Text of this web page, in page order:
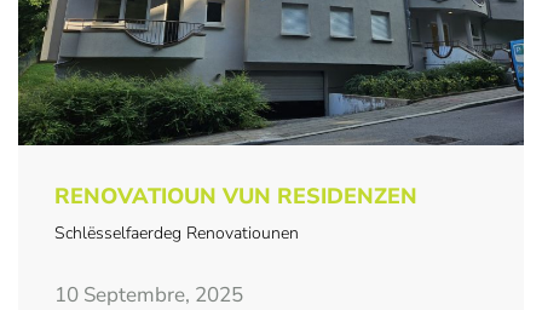
RENOVATIOUN VUN RESIDENZEN
Schlësselfaerdeg Renovatiounen
10 Septembre, 2025